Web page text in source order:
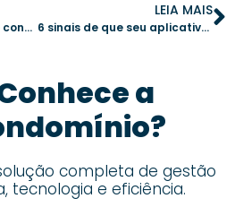
Otimize a administração condominial com tecnologia de ponta
LEIA MAIS
6 sinais de que seu aplicativo de gestão condominial está desatualizado
a
completa de gestão
tecnologia e eficiência.